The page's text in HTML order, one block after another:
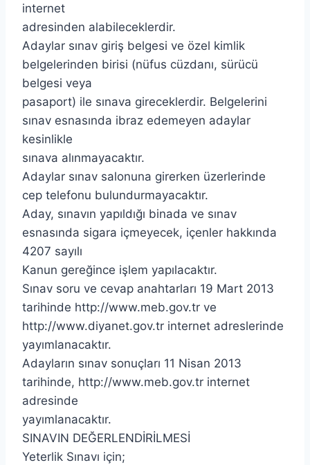
internet
adresinden alabileceklerdir.
Adaylar sınav giriş belgesi ve özel kimlik
belgelerinden birisi (nüfus cüzdanı, sürücü
belgesi veya
pasaport) ile sınava gireceklerdir. Belgelerini
sınav esnasında ibraz edemeyen adaylar
kesinlikle
sınava alınmayacaktır.
Adaylar sınav salonuna girerken üzerlerinde
cep telefonu bulundurmayacaktır.
Aday, sınavın yapıldığı binada ve sınav
esnasında sigara içmeyecek, içenler hakkında
4207 sayılı
Kanun gereğince işlem yapılacaktır.
Sınav soru ve cevap anahtarları 19 Mart 2013
tarihinde http://www.meb.gov.tr ve
http://www.diyanet.gov.tr internet adreslerinde
yayımlanacaktır.
Adayların sınav sonuçları 11 Nisan 2013
tarihinde, http://www.meb.gov.tr internet
adresinde
yayımlanacaktır.
SINAVIN DEĞERLENDİRİLMESİ
Yeterlik Sınavı için;